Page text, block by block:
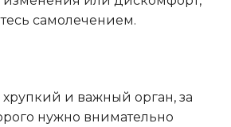
самолечением.
и важный орган, за
нужно внимательно